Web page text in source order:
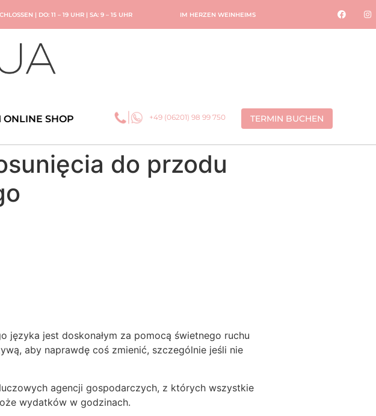
| DO: 11 – 19 UHR | SA: 9 – 15 UHR IM HERZEN WEINHEIMS
ONLINE SHOP +49 (06201) 98 99 750 TERMIN BUCHEN
do przodu
języka jest doskonałym za pomocą świetnego ruchu
aby naprawdę coś zmienić, szczególnie jeśli nie
agencji gospodarczych, z których wszystkie
wydatków w godzinach.